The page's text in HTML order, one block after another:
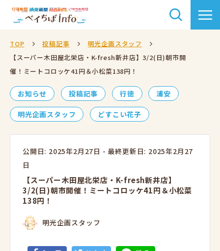
TOP 投稿記事
明光企画スタッフ
【スーパー木田屋北栄店・K-fresh新井店】3/2(日)朝市開
催！ミートコロッケ41円＆小松菜138円！
お知らせ 投稿記事 行徳 浦安
明光企画スタッフ どすこい花子
公開日: 2025年2月27日 - 最終更新日: 2025年2月27
日
【スーパー木田屋北栄店・K-fresh新井店】
3/2(日)朝市開催！ミートコロッケ41円＆小松菜
138円！
明光企画スタッフ